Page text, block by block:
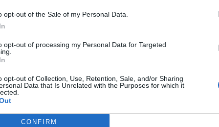
opt-out of the Sale of my Personal Data.
opt-out of processing my Personal Data for Targeted
opt-out of Collection, Use, Retention, Sale, and/or Sharing
Data that Is Unrelated with the Purposes for which it
CONFIRM
prac budowlanych, niedaleko Aresztu Deportacyjnego Straży
Chopina, koparka natknęła się na niewybuch.
RÓWNIEŻ:
przecenił hit do kuchni. Air fryer tańszy aż o 150 zł, a to
2026 16:06